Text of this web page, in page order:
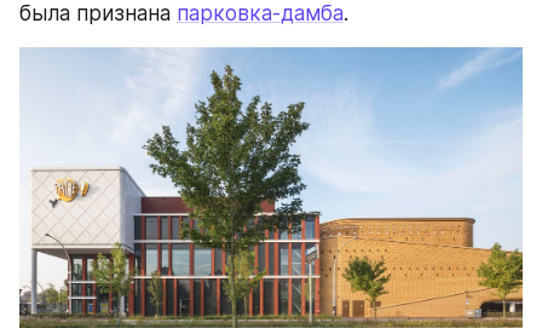
была признана парковка-дамба.